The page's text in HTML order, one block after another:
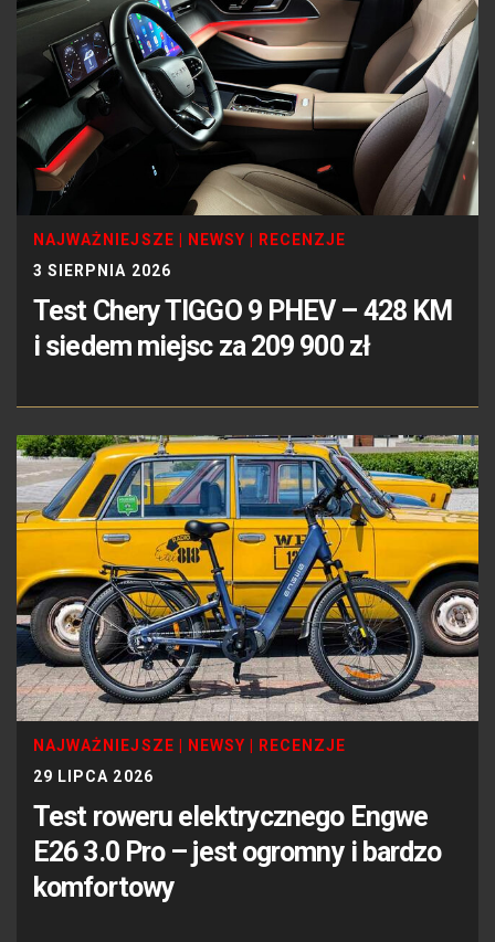
NAJWAŻNIEJSZE NEWSY
RECENZJE
3 SIERPNIA 2026
Test Chery TIGGO 9 PHEV – 428 KM
i siedem miejsc za 209 900 zł
NAJWAŻNIEJSZE NEWSY
RECENZJE
29 LIPCA 2026
Test roweru elektrycznego Engwe
E26 3.0 Pro – jest ogromny i bardzo
komfortowy